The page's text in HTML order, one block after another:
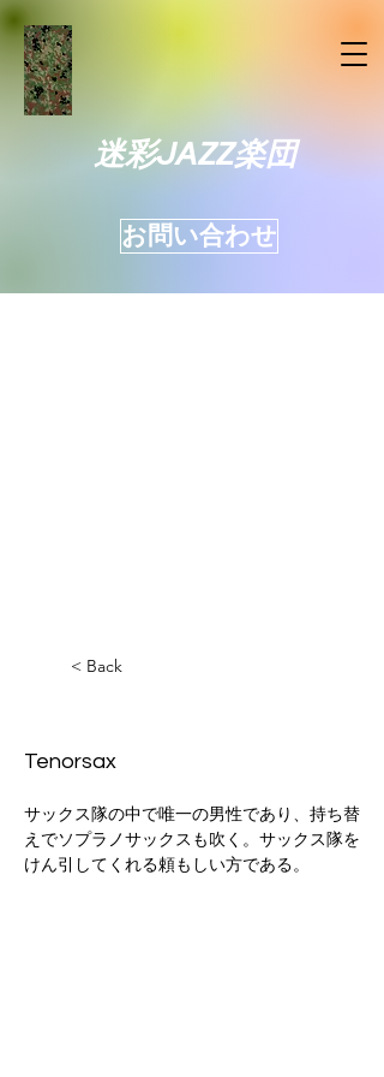
迷彩JAZZ楽団
お問い合わせ
< Back
Tenorsax
サックス隊の中で唯一の男性であり、持ち替
えでソプラノサックスも吹く。サックス隊を
けん引してくれる頼もしい方である。